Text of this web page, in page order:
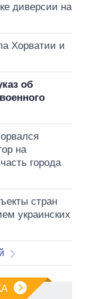
диверсии на
Хорватии и
об
на
города
стран
украинских